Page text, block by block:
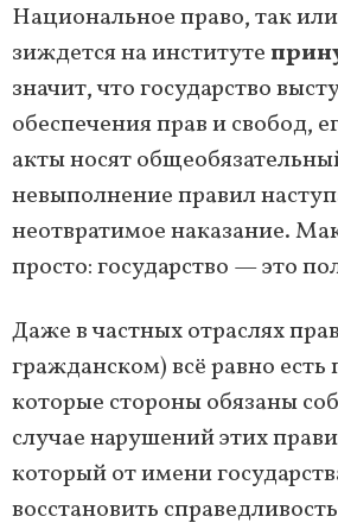
Национальное право, так
зиждется на институте
значит, что государство
обеспечения прав и свобод,
акты носят
невыполнение правил
неотвратимое наказание.
просто: государство — это
Даже в частных отраслях
гражданском) всё равно есть
которые стороны обязаны
случае нарушений этих
который от имени
восстановить